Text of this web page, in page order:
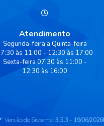
Atendimento
Segunda-feira a Quinta-feira
às 11:00 - 12:30 às 17:00
Sexta-feira 07:30 às 11:00 -
12:30 às 16:00
Versão do Sistema:3.5.3 - 19/06/2026